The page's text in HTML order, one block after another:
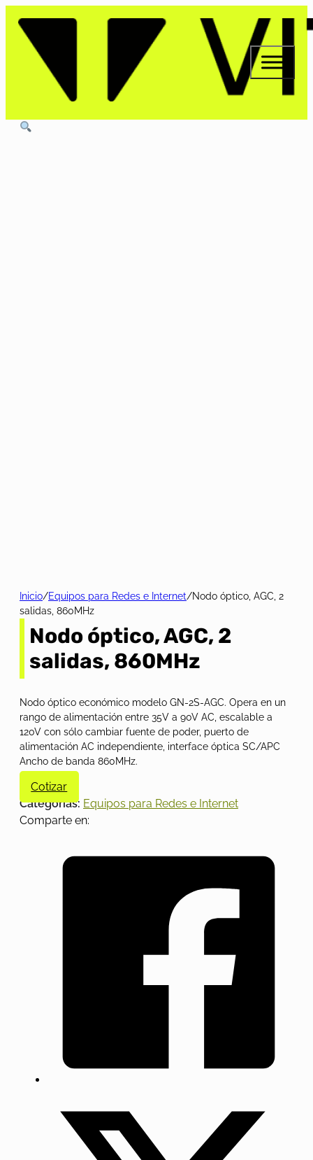
Inicio/Equipos para Redes e Internet/Nodo óptico, AGC, 2
salidas, 860MHz
Nodo óptico, AGC, 2
salidas, 860MHz
Nodo óptico económico modelo GN-2S-AGC. Opera en un
rango de alimentación entre 35V a 90V AC, escalable a
120V con sólo cambiar fuente de poder, puerto de
alimentación AC independiente, interface óptica SC/APC
Ancho de banda 860MHz.
Cotizar
Categorías: Equipos para Redes e Internet
Comparte en: